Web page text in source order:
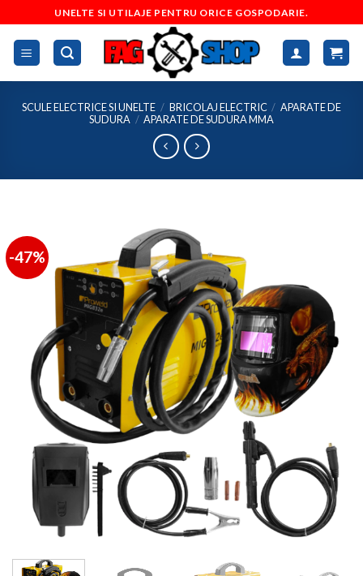
to
content
UNELTE SI UTILAJE PENTRU ORICE GOSPODARIE.
SCULE ELECTRICE SI UNELTE / BRICOLAJ ELECTRIC / APARATE DE
SUDURA / APARATE DE SUDURA MMA
-47%